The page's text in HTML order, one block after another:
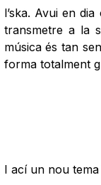
l’ska. Avui en
transmetre a la
música és tan
forma totalment
I ací un nou